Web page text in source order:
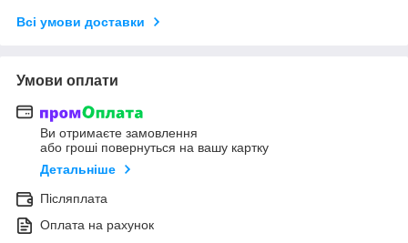
Всі умови доставки
Умови оплати
Ви отримаєте замовлення
або гроші повернуться на вашу картку
Детальніше
Післяплата
Оплата на рахунок